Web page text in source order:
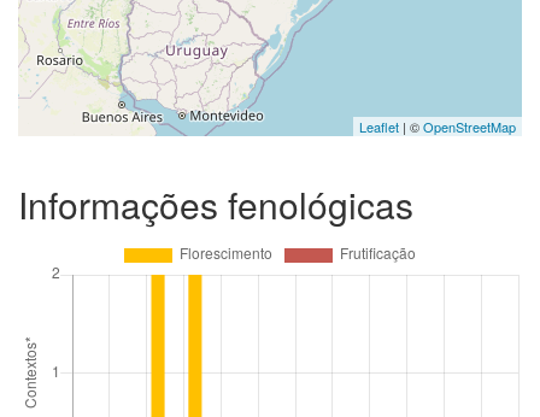
Leaflet | ©OpenStreetMap
Informações fenológicas